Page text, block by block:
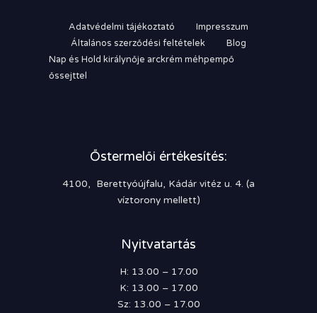
Adatvédelmi tájékoztató
Impresszum
Általános szerződési feltételek
Blog
Nap és Hold királynője arckrém méhpempő
őssejttel
Őstermelői értékesítés:
4100, Berettyóújfalu, Kádár vitéz u. 4. (a
víztorony mellett)
Nyitvatartás
H: 13.00 – 17.00
K: 13.00 – 17.00
Sz: 13.00 – 17.00